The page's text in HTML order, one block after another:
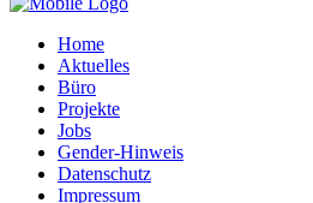
Home
Aktuelles
Büro
Projekte
Jobs
Gender-Hinweis
Datenschutz
Impressum